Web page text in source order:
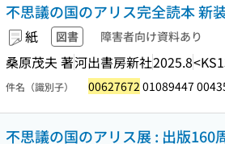
不思議の国のアリス完全読本 新
紙 図書 障害者向け資料あり
桑原茂夫 著河出書房新社2025.8
件名（識別子） 00627672 01089447
不思議の国のアリス展 : 出版160